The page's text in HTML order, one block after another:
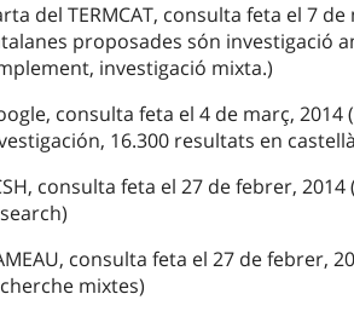
del TERMCAT, consulta feta el 7
proposades són investigació
investigació mixta.)
consulta feta el 4 de març,
16.300 resultats en
consulta feta el 27 de febrer,
consulta feta el 27 de febrer,
mixtes)